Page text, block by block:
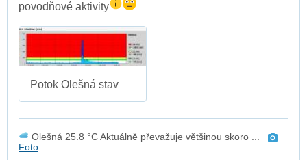
povodňové aktivity
Potok Olešná stav
Olešná 25.8 °C Aktuálně převažuje většinou skoro ...
Foto